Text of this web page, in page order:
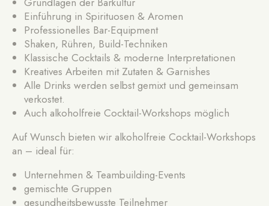
Einführung in Spirituosen & Aromen
Professionelles Bar-Equipment
Shaken, Rühren, Build-Techniken
Klassische Cocktails & moderne Interpretationen
Kreatives Arbeiten mit Zutaten & Garnishes
Alle Drinks werden selbst gemixt und gemeinsam
verkostet.
Auch alkoholfreie Cocktail-Workshops möglich
Auf Wunsch bieten wir alkoholfreie Cocktail-Workshops
an – ideal für:
Unternehmen & Teambuilding-Events
gemischte Gruppen
gesundheitsbewusste Teilnehmer